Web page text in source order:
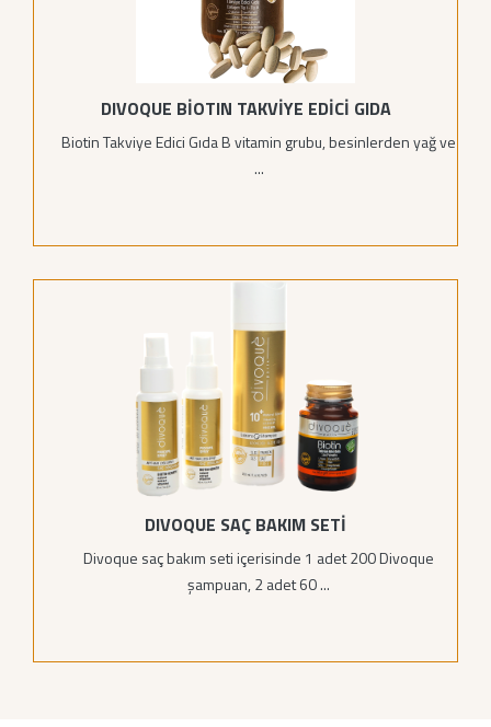
DIVOQUE BİOTIN TAKVİYE EDİCİ GIDA
Biotin Takviye Edici Gıda B vitamin grubu, besinlerden yağ ve
...
DIVOQUE SAÇ BAKIM SETİ
Divoque saç bakım seti içerisinde 1 adet 200 Divoque
şampuan, 2 adet 60 ...